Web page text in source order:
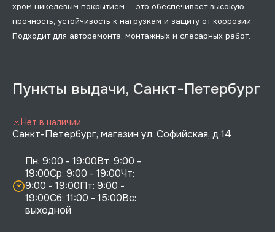
хром‑никелевым покрытием — это обеспечивает высокую
прочность, устойчивость к нагрузкам и защиту от коррозии.
Подходит для авторемонта, монтажных и слесарных работ.
Пункты выдачи, Санкт-Петербург
Санкт-Петербург, магазин ул. Софийская, д 14
Пн: 9:00 - 19:00Вт: 9:00 -
19:00Ср: 9:00 - 19:00Чт:
9:00 - 19:00Пт: 9:00 -
19:00Сб: 11:00 - 15:00Вс:
выходной
Нет в наличии